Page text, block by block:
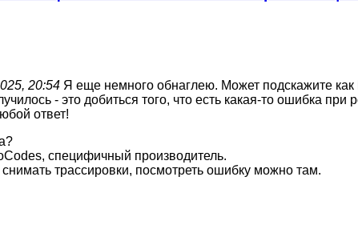
20:54 Я еще немного обнаглею. Может подскажите
- это добиться того, что есть какая-то ошибка при
ответ!
специфичный производитель.
трассировки, посмотреть ошибку можно там.